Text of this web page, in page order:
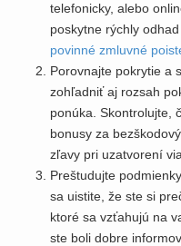
telefonicky, alebo
poskytne rýchly
povinné zmluvné
Porovnajte pokrytie a
zohľadniť aj rozsah
ponúka. Skontrolujte,
bonusy za
zľavy pri uzatvorení
Preštudujte
sa uistite, že ste si
ktoré sa vzťahujú na
ste boli dobre